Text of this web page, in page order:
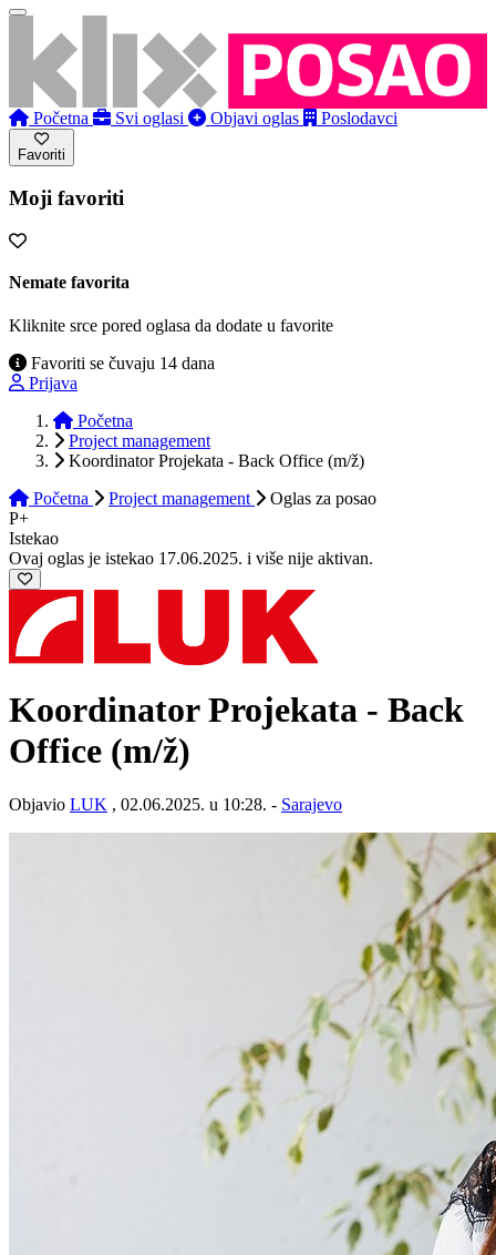
Početna Svi oglasi Objavi oglas Poslodavci
Favoriti
Moji favoriti
Nemate favorita
Kliknite srce pored oglasa da dodate u favorite
Favoriti se čuvaju 14 dana
Prijava
Početna
Project management
Koordinator Projekata - Back Office (m/ž)
Početna
Project management Oglas za posao
P+
Istekao
Ovaj oglas je istekao 17.06.2025. i više nije aktivan.
Koordinator Projekata - Back
Office (m/ž)
Objavio LUK , 02.06.2025. u 10:28. - Sarajevo